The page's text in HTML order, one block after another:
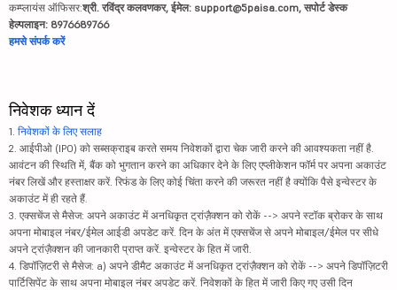
कम्प्लायंस ऑफिसर:श्री. रविंद्र कलवणकर, ईमेल: support@5paisa.com, सपोर्ट डेस्क
हेल्पलाइन: 8976689766
हमसे संपर्क करें
निवेशक ध्यान दें
1. निवेशकों के लिए सलाह
2. आईपीओ (IPO) को सब्सक्राइब करते समय निवेशकों द्वारा चेक जारी करने की आवश्यकता नहीं है.
आवंटन की स्थिति में, बैंक को भुगतान करने का अधिकार देने के लिए एप्लीकेशन फॉर्म पर अपना अकाउंट
नंबर लिखें और हस्ताक्षर करें. रिफंड के लिए कोई चिंता करने की जरूरत नहीं है क्योंकि पैसे इन्वेस्टर के
अकाउंट में ही रहते हैं.
3. एक्सचेंज से मैसेज: अपने अकाउंट में अनधिकृत ट्रांज़ैक्शन को रोकें --> अपने स्टॉक ब्रोकर के साथ
अपना मोबाइल नंबर/ईमेल आईडी अपडेट करें. दिन के अंत में एक्सचेंज से अपने मोबाइल/ईमेल पर सीधे
अपने ट्रांज़ैक्शन की जानकारी प्राप्त करें. इन्वेस्टर के हित में जारी.
4. डिपॉज़िटरी से मैसेज: a) अपने डीमैट अकाउंट में अनधिकृत ट्रांज़ैक्शन को रोकें --> अपने डिपॉज़िटरी
पार्टिसिपेंट के साथ अपना मोबाइल नंबर अपडेट करें. निवेशकों के हित में जारी किए गए उसी दिन